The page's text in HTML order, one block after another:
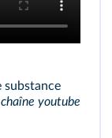
substance
youtube